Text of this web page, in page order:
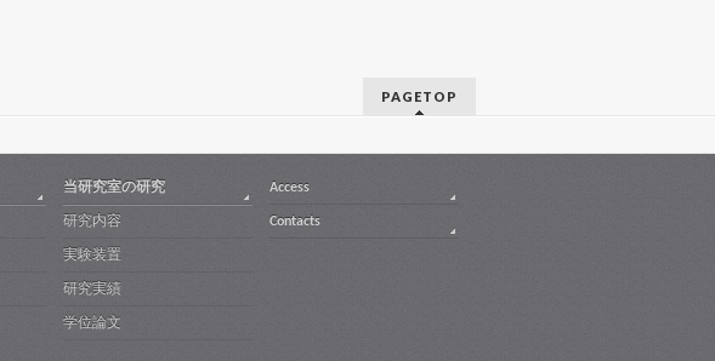
PAGETOP
当研究室の研究
研究内容
実験装置
研究実績
学位論文
Access
Contacts